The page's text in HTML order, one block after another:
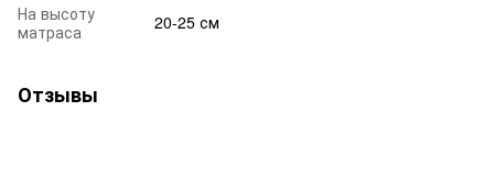
На высоту
матраса
20-25 см
Отзывы